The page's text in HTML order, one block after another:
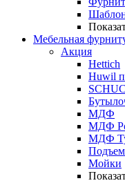
Мебельная
Акция
Hettich
Huwil
МДФ
МДФ
МДФ
Мойки